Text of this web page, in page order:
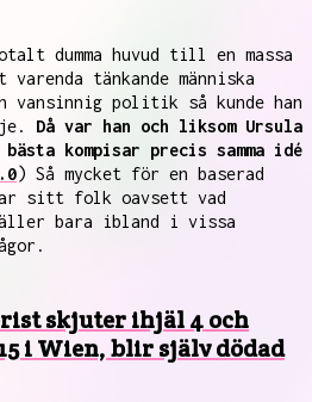
dumma huvud till en massa
tänkande människa
vansinnig politik så kunde han
Då var han och liksom Ursula
kompisar precis samma idé
) Så mycket för en baserad
sitt folk oavsett vad
bara ibland i vissa
skjuter ihjäl 4 och
i Wien, blir själv dödad